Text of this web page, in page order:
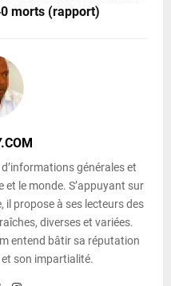
morts (rapport)
générales et
et le monde. S’appuyant sur
il propose à ses lecteurs des
diverses et variées.
entend bâtir sa réputation
son impartialité.